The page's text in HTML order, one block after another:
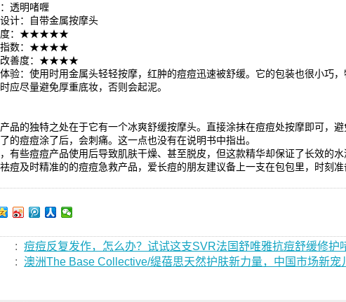
透明啫喱
计：自带金属按摩头
度：★★★★★
指数：★★★★
改善度：★★★★
验：使用时用金属头轻轻按摩，红肿的痘痘迅速被舒缓。它的包装也很小巧
应尽量避免厚重底妆，否则会起泥。
品的独特之处在于它有一个冰爽舒缓按摩头。直接涂抹在痘痘处按摩即可，
的痘痘涂了后，会刺痛。这一点也没有在说明书中指出。
有些痘痘产品使用后导致肌肤干燥、甚至脱皮，但这款精华却保证了长效的
痘及时精准的的痘痘急救产品，爱长痘的朋友建议备上一支在包包里，时刻准
:
痘痘反复发作，怎么办？试试这支SVR法国舒唯雅抗痘舒缓修护
:
澳洲The Base Collective/缇蓓思天然护肤新力量，中国市场新宠